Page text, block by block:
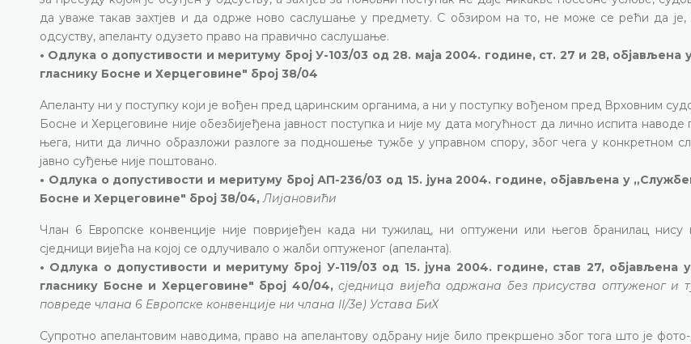
да уваже такав захтјев и да одрже ново саслушање у предмету. С обзиром на то, не може се рећи да је,
одсуству, апеланту одузето право на правично саслушање.
• Одлука о допустивости и меритуму број У-103/03 од 28. маја 2004. године, ст. 27 и 28, објављена
гласнику Босне и Херцеговине" број 38/04
Апеланту ни у поступку који је вођен пред царинским органима, а ни у поступку вођеном пред Врховним
Босне и Херцеговине није обезбијеђена јавност поступка и није му дата могућност да лично испита наводе
њега, нити да лично образложи разлоге за подношење тужбе у управном спору, због чега у конкретном
јавно суђење није поштовано.
• Одлука о допустивости и меритуму број АП-236/03 од 15. јуна 2004. године, објављена у
Босне и Херцеговине" број 38/04, Лијановићи
Члан 6 Европске конвенције није повријеђен када ни тужилац, ни оптужени или његов бранилац нису
сједници вијећа на којој се одлучивало о жалби оптуженог (апеланта).
• Одлука о допустивости и меритуму број У-119/03 од 15. јуна 2004. године, став 27, објављена
гласнику Босне и Херцеговине" број 40/04, сједница вијећа одржана без присуства оптуженог и
повреде члана 6 Европске конвенције ни члана II/3е) Устава БиХ
Супротно апелантовим наводима, право на апелантову одбрану није било прекршено због тога што је фото-